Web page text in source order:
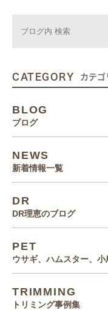
CATEGORY カテゴ
BLOG
ブログ
NEWS
新着情報一覧
DR
DR理恵のブログ
PET
ウサギ、ハムスター、
TRIMMING
トリミング事例集